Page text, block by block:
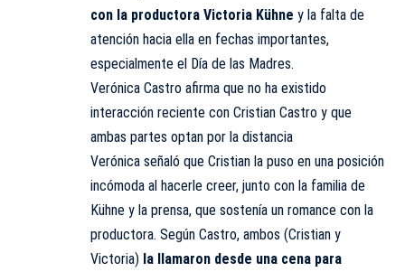
con la productora Victoria Kühne y la falta de
atención hacia ella en fechas importantes,
especialmente el Día de las Madres.
Verónica Castro afirma que no ha existido
interacción reciente con Cristian Castro y que
ambas partes optan por la distancia
Verónica señaló que Cristian la puso en una posición
incómoda al hacerle creer, junto con la familia de
Kühne y la prensa, que sostenía un romance con la
productora. Según Castro, ambos (Cristian y
Victoria) la llamaron desde una cena para